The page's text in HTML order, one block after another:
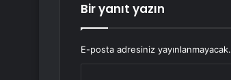
Bir yanıt yazın
E-posta adresiniz yayınlanmayacak.